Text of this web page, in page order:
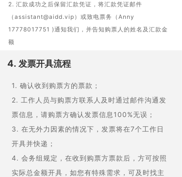
2. 汇款成功之后保留汇款凭证，将汇款凭证邮件
（assistant@aidd.vip）或致电票务（Anny
17778017751 )通知我们，并告知购票人的姓名及汇款金
额
4. 发票开具流程
1. 确认收到购票方的票款；
2. 工作人员与购票方联系人及时通过邮件沟通发
票信息，请购票方确认发票信息100%无误；
3. 在无外力因素的情况下，发票将在7个工作日
开具并快递；
4. 会务组规定，在收到购票方票款后，方可按照
实际总金额开具，如您有特殊需求，可及时找主